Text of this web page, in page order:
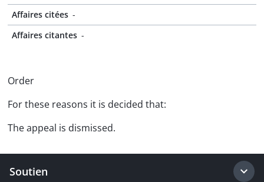
Affaires citées -
Affaires citantes -
Order
For these reasons it is decided that:
The appeal is dismissed.
Soutien